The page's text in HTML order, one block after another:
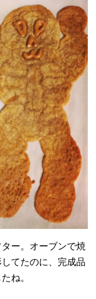
ー。オーブンで焼
てたのに、 完成品
ね。